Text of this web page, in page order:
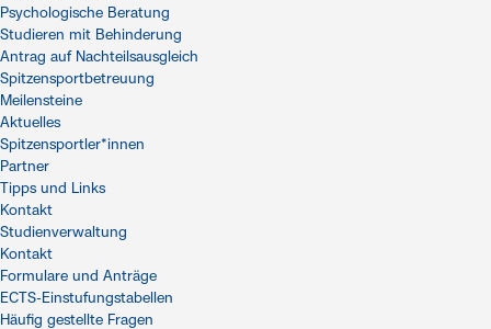
Psychologische Beratung
Studieren mit Behinderung
Antrag auf Nachteilsausgleich
Spitzensportbetreuung
Meilensteine
Aktuelles
Spitzensportler*innen
Partner
Tipps und Links
Kontakt
Studienverwaltung
Kontakt
Formulare und Anträge
ECTS-Einstufungstabellen
Häufig gestellte Fragen